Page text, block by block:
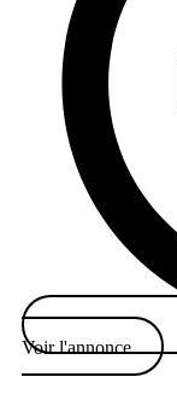
Voir l'annonce